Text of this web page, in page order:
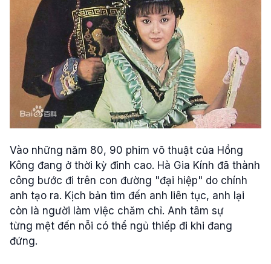
Vào những năm 80, 90 phim võ thuật của Hồng
Kông đang ở thời kỳ đỉnh cao. Hà Gia Kính đã thành
công bước đi trên con đường "đại hiệp" do chính
anh tạo ra. Kịch bản tìm đến anh liên tục, anh lại
còn là người làm việc chăm chỉ. Anh tâm sự
từng mệt đến nỗi có thể ngủ thiếp đi khi đang
đứng.